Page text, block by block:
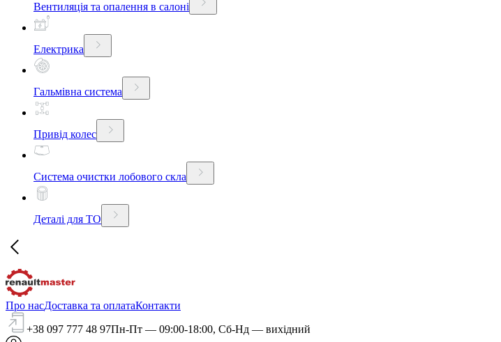
Вентиляція та опалення в салоні
Електрика
Гальмівна система
Привід колес
Система очистки лобового скла
Деталі для ТО
Про насДоставка та оплатаКонтакти
+38 097 777 48 97Пн-Пт — 09:00-18:00, Сб-Нд — вихідний